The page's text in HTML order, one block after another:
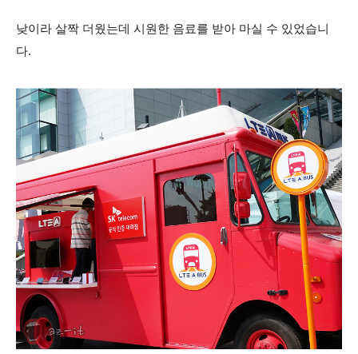
낮이라 살짝 더웠는데 시원한 음료를 받아 마실 수 있었습니
다.